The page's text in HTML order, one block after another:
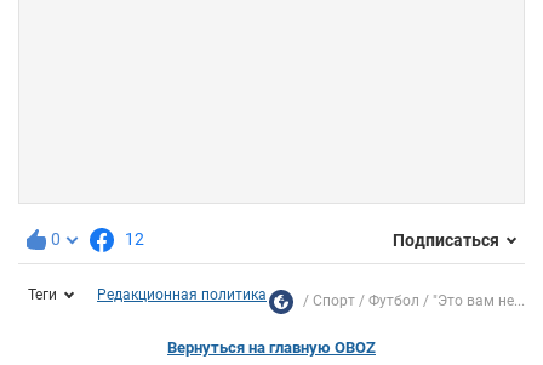
0 12 Подписаться
Теги Редакционная политика Спорт Футбол "Это вам не...
Вернуться на главную OBOZ